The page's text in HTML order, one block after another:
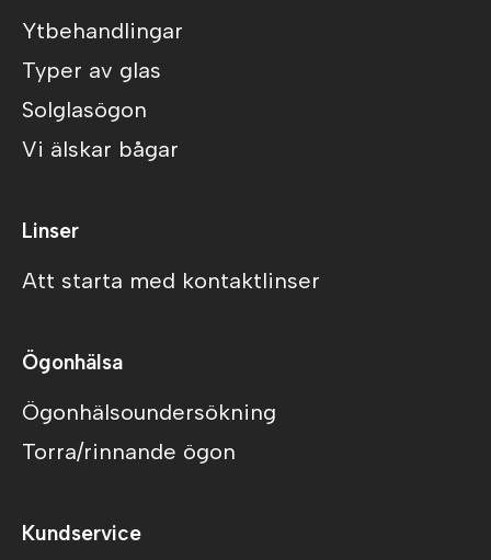
Ytbehandlingar
Typer av glas
Solglasögon
Vi älskar bågar
Linser
Att starta med kontaktlinser
Ögonhälsa
Ögonhälsoundersökning
Torra/rinnande ögon
Kundservice